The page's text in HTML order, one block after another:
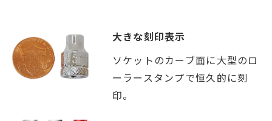
大きな刻印表示
ソケットのカーブ面に大型のロ
ーラースタンプで恒久的に刻
印。